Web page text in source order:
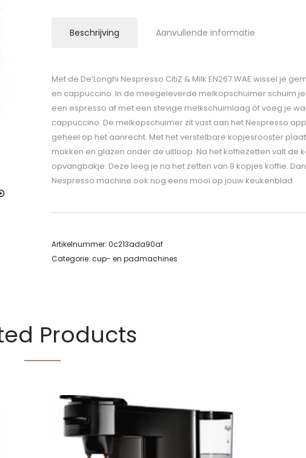
Beschrijving Aanvullende informatie
Met de De’Longhi Nespresso CitiZ & Milk EN267.WAE wissel je
en cappuccino. In de meegeleverde melkopschuimer schuim
een espresso af met een stevige melkschuimlaag óf voeg je
cappuccino. De melkopschuimer zit vast aan het Nespresso
geheel op het aanrecht. Met het verstelbare kopjesrooster
mokken en glazen onder de uitloop. Na het koffiezetten valt de
opvangbakje. Deze leeg je na het zetten van 9 kopjes koffie.
Nespresso machine ook nog eens mooi op jouw keukenblad.
Artikelnummer: 0c213ada90af
Categorie: cup- en padmachines
Products